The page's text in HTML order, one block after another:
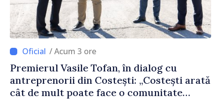
/ Acum 3 ore
Premierul Vasile Tofan, în dialog cu
antreprenorii din Costești: „Costești arată
cât de mult poate face o comunitate